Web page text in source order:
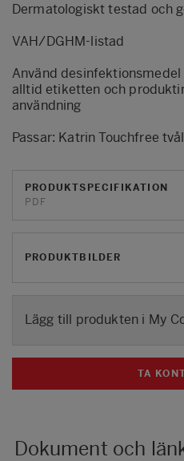
Dermatologiskt testad och
VAH/DGHM-listad
Använd
alltid etiketten och
användning
Passar: Katrin Touchfree
PRODUKTSPECIFIKATION
PDF
PRODUKTBILDER
Lägg till produkten i My
TA
Dokument och